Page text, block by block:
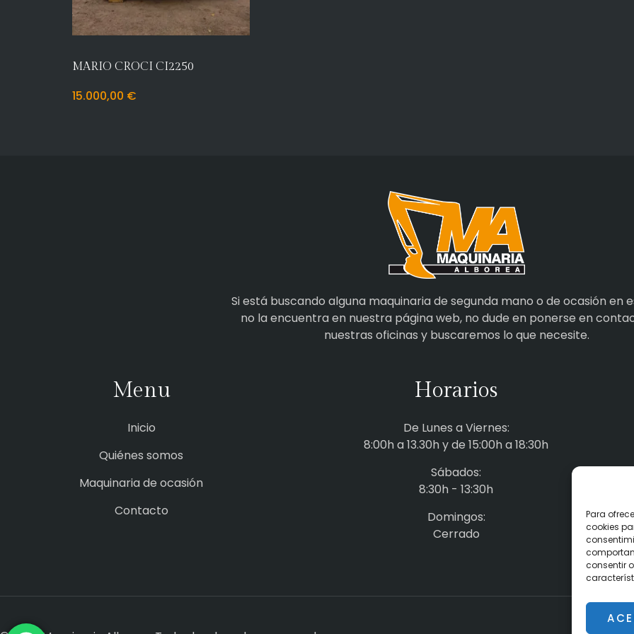
Para
cookies
consentir
MARIO CROCI CI2250
15.000,00 €
Si está buscando alguna maquinaria de segunda mano o de ocasión en
no la encuentra en nuestra página web, no dude en ponerse en
nuestras oficinas y buscaremos lo que necesite.
Menu
Inicio
Quiénes somos
Maquinaria de ocasión
Contacto
Horarios
De Lunes a Viernes:
8:00h a 13.30h y de 15:00h a 18:30h
Sábados:
8:30h - 13:30h
Domingos:
Cerrado